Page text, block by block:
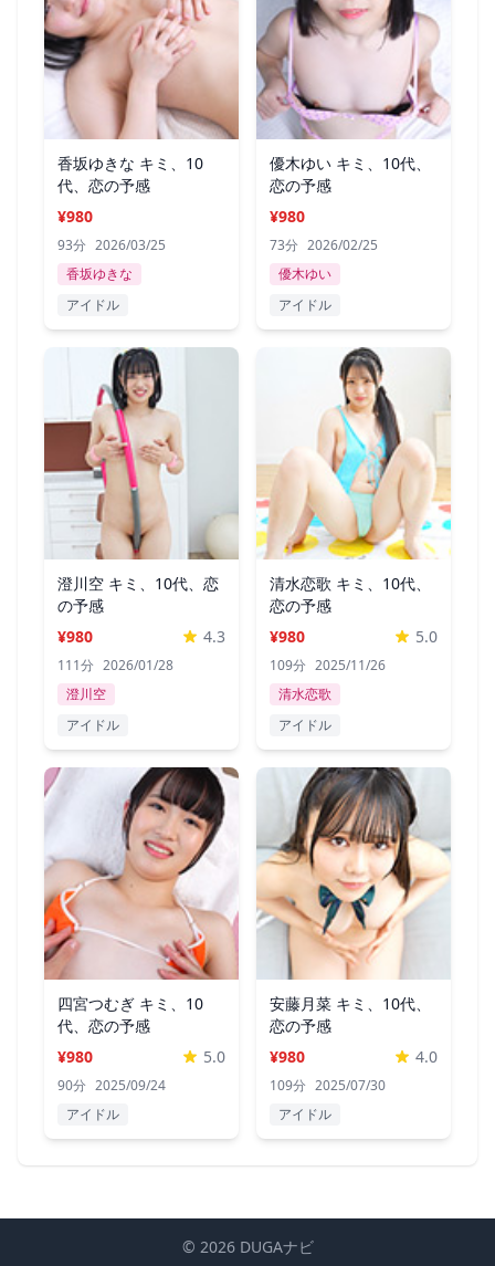
香坂ゆきな キミ、10
代、恋の予感
¥980
93分 2026/03/25
香坂ゆきな
アイドル
優木ゆい キミ、10代、
恋の予感
¥980
73分 2026/02/25
優木ゆい
アイドル
澄川空 キミ、10代、恋
の予感
¥980
4.3
111分 2026/01/28
澄川空
アイドル
清水恋歌 キミ、10代、
恋の予感
¥980
5.0
109分 2025/11/26
清水恋歌
アイドル
四宮つむぎ キミ、10
代、恋の予感
¥980
5.0
90分 2025/09/24
アイドル
安藤月菜 キミ、10代、
恋の予感
¥980
4.0
109分 2025/07/30
アイドル
© 2026 DUGAナビ